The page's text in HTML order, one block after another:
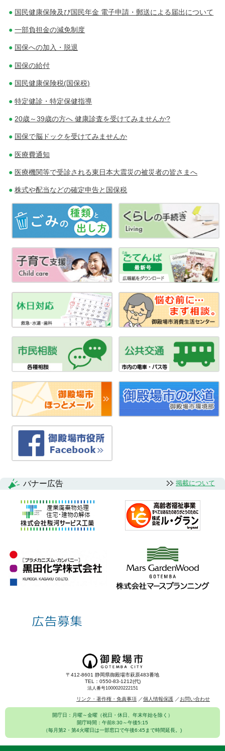
ゲ
ー
シ
ョ
国民健康保険及び国民年金 電子申請・郵送による届出について
一部負担金の減免制度
国保への加入・脱退
国保の給付
国民健康保険税(国保税)
特定健診・特定保健指導
20歳～39歳の方へ 健康診査を受けてみませんか?
国保で脳ドックを受けてみませんか
医療費通知
医療機関等で受診される東日本大震災の被災者の皆さまへ
株式や配当などの確定申告と国保税
バナー広告 掲載について
〒412-8601 静岡県御殿場市萩原483番地
TEL：0550-83-1212(代)
法人番号1000020222151
リンク・著作権・免責事項 個人情報保護 お問い合わせ
開庁日：月曜～金曜（祝日・休日、年末年始を除く）
開庁時間：午前8:30～午後5:15
（毎月第2・第4火曜日は一部窓口で午後6:45まで時間延長。)